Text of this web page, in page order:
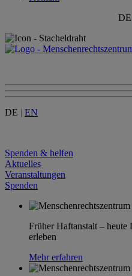
DE
DE | EN
Spenden & helfen
Aktuelles
Veranstaltungen
Spenden
Früher Haftanstalt –
erleben
Mehr erfahren